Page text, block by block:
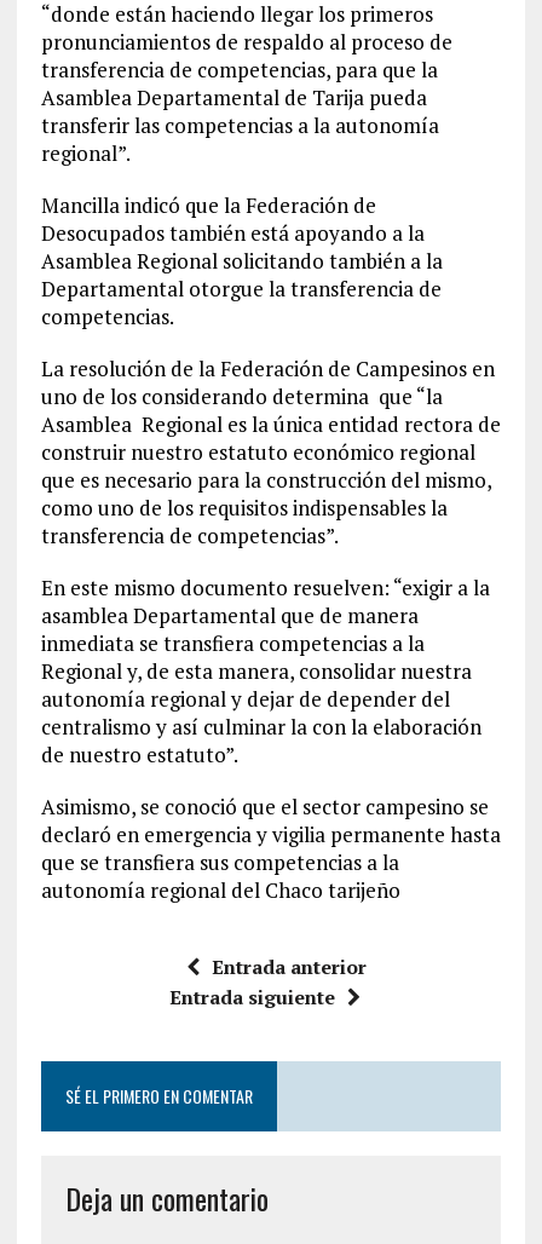
“donde están haciendo llegar los primeros
pronunciamientos de respaldo al proceso de
transferencia de competencias, para que la
Asamblea Departamental de Tarija pueda
transferir las competencias a la autonomía
regional”.
Mancilla indicó que la Federación de
Desocupados también está apoyando a la
Asamblea Regional solicitando también a la
Departamental otorgue la transferencia de
competencias.
La resolución de la Federación de Campesinos en
uno de los considerando determina que “la
Asamblea Regional es la única entidad rectora de
construir nuestro estatuto económico regional
que es necesario para la construcción del mismo,
como uno de los requisitos indispensables la
transferencia de competencias”.
En este mismo documento resuelven: “exigir a la
asamblea Departamental que de manera
inmediata se transfiera competencias a la
Regional y, de esta manera, consolidar nuestra
autonomía regional y dejar de depender del
centralismo y así culminar la con la elaboración
de nuestro estatuto”.
Asimismo, se conoció que el sector campesino se
declaró en emergencia y vigilia permanente hasta
que se transfiera sus competencias a la
autonomía regional del Chaco tarijeño
Entrada anterior
Entrada siguiente
SÉ EL PRIMERO EN COMENTAR
Deja un comentario